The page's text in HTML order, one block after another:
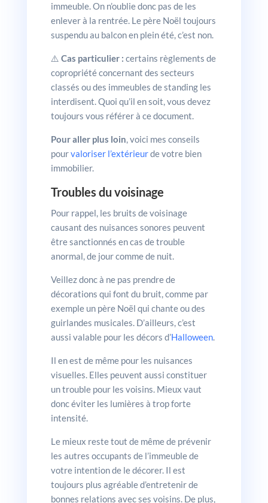
immeuble. On n’oublie donc pas de les
enlever à la rentrée. Le père Noël toujours
suspendu au balcon en plein été, c’est non.
⚠️ Cas particulier : certains règlements de
copropriété concernant des secteurs
classés ou des immeubles de standing les
interdisent. Quoi qu’il en soit, vous devez
toujours vous référer à ce document.
Pour aller plus loin, voici mes conseils
pourvaloriser l’extérieurde votre bien
immobilier.
Troubles du voisinage
Pour rappel, les bruits de voisinage
causant des nuisances sonores peuvent
être sanctionnés en cas de trouble
anormal, de jour comme de nuit.
Veillez donc à ne pas prendre de
décorations qui font du bruit, comme par
exemple un père Noël qui chante ou des
guirlandes musicales. D’ailleurs, c’est
aussi valable pour les décors d’Halloween.
Il en est de même pour les nuisances
visuelles. Elles peuvent aussi constituer
un trouble pour les voisins. Mieux vaut
donc éviter les lumières à trop forte
intensité.
Le mieux reste tout de même de prévenir
les autres occupants de l’immeuble de
votre intention de le décorer. Il est
toujours plus agréable d’entretenir de
bonnes relations avec ses voisins. De plus,